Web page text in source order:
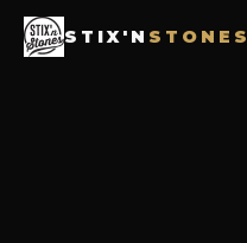
STIX'N STONES